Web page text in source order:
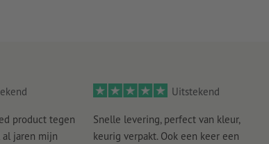
product tegen
jaren mijn
Uitstekend
Snelle levering, perfect van kleur,
keurig verpakt. Ook een keer een